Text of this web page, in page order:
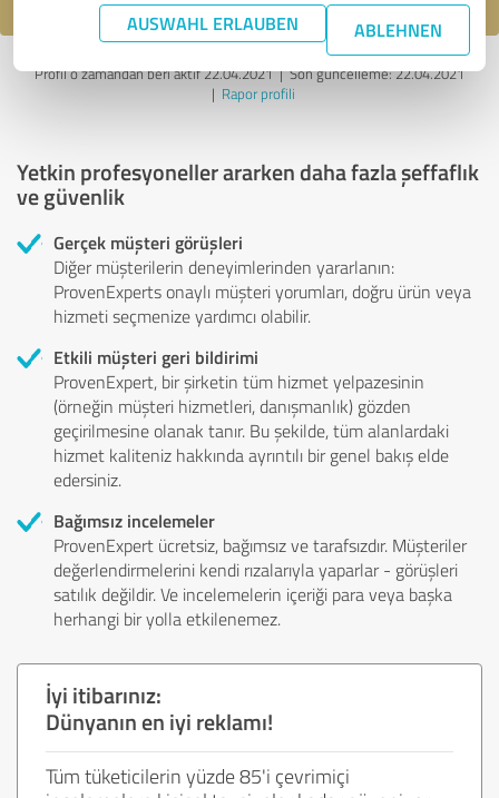
AUSWAHL ERLAUBEN ABLEHNEN
Profil o zamandan beri aktif 22.04.2021 |Son güncelleme: 22.04.2021
| Rapor profili
Yetkin profesyoneller ararken daha fazla şeffaflık
ve güvenlik
Gerçek müşteri görüşleri
Diğer müşterilerin deneyimlerinden yararlanın:
ProvenExperts onaylı müşteri yorumları, doğru ürün veya
hizmeti seçmenize yardımcı olabilir.
Etkili müşteri geri bildirimi
ProvenExpert, bir şirketin tüm hizmet yelpazesinin
(örneğin müşteri hizmetleri, danışmanlık) gözden
geçirilmesine olanak tanır. Bu şekilde, tüm alanlardaki
hizmet kaliteniz hakkında ayrıntılı bir genel bakış elde
edersiniz.
Bağımsız incelemeler
ProvenExpert ücretsiz, bağımsız ve tarafsızdır. Müşteriler
değerlendirmelerini kendi rızalarıyla yaparlar - görüşleri
satılık değildir. Ve incelemelerin içeriği para veya başka
herhangi bir yolla etkilenemez.
İyi itibarınız:
Dünyanın en iyi reklamı!
Tüm tüketicilerin yüzde 85'i çevrimiçi